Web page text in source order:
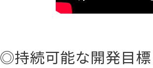
◎持続可能な開発目